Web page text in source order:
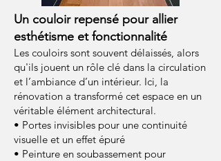
Un couloir repensé pour allier
esthétisme et fonctionnalité
Les couloirs sont souvent délaissés, alors
qu'ils jouent un rôle clé dans la circulation
et l’ambiance d’un intérieur. Ici, la
rénovation a transformé cet espace en un
véritable élément architectural.
• Portes invisibles pour une continuité
visuelle et un effet épuré
• Peinture en soubassement pour